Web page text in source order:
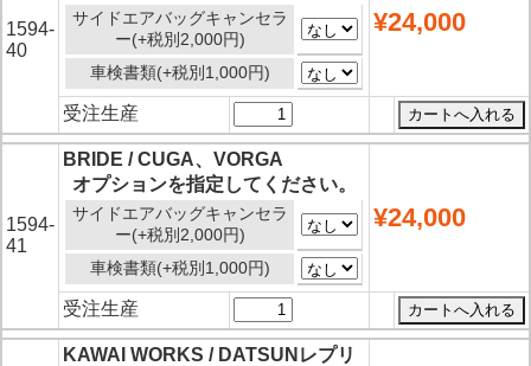
1594-
40
サイドエアバッグキャンセラ
ー(+税別2,000円)
車検書類(+税別1,000円)
¥24,000
受注生産
1594-
41
BRIDE / CUGA、VORGA
オプションを指定してください。
サイドエアバッグキャンセラ
ー(+税別2,000円)
車検書類(+税別1,000円)
¥24,000
受注生産
KAWAI WORKS / DATSUNレプリ